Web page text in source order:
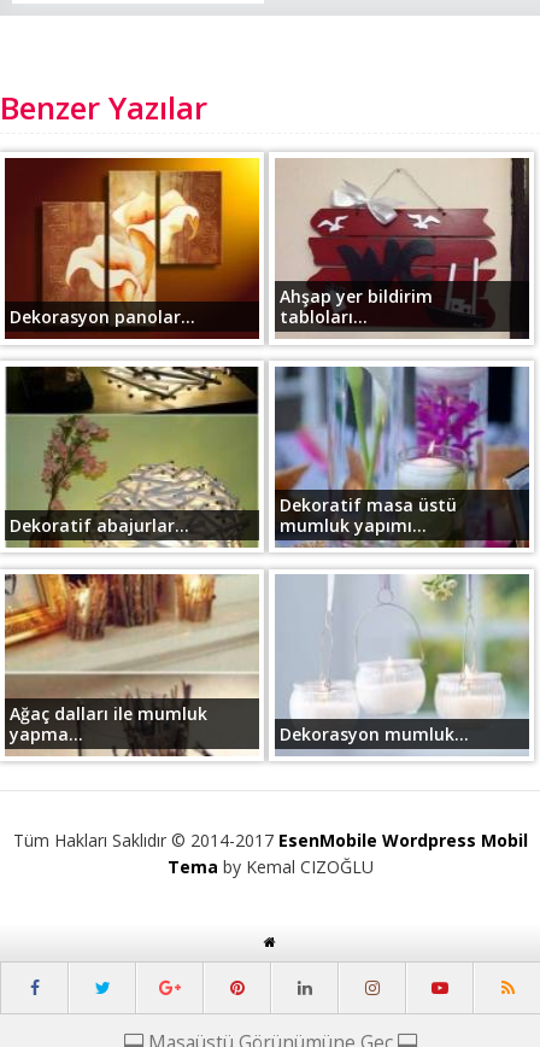
Benzer Yazılar
Dekorasyon panolar...
Ahşap yer bildirim
tabloları...
Dekoratif abajurlar...
Dekoratif masa üstü
mumluk yapımı...
Ağaç dalları ile mumluk
yapma...
Dekorasyon mumluk...
Tüm Hakları Saklıdır © 2014-2017 EsenMobile Wordpress Mobil
Tema by Kemal CIZOĞLU